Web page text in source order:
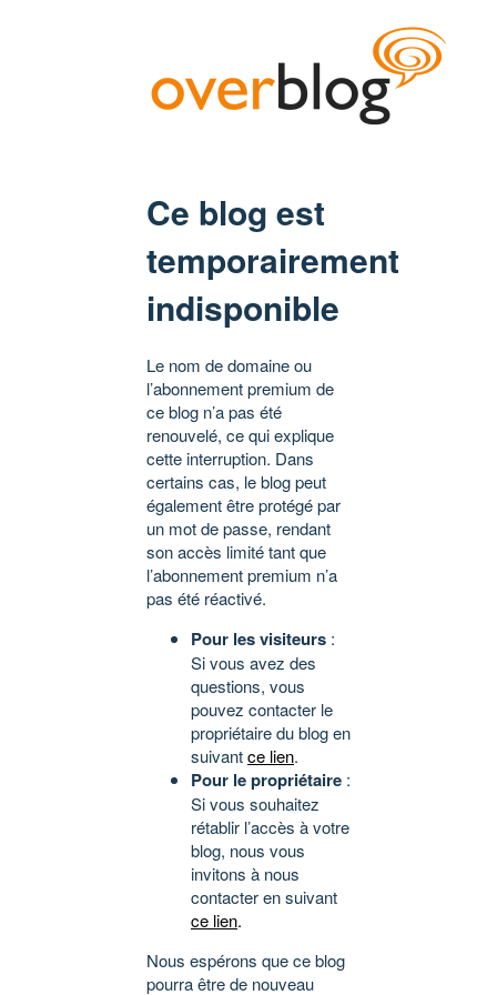
Ce blog est
temporairement
indisponible
Le nom de domaine ou
l’abonnement premium de
ce blog n’a pas été
renouvelé, ce qui explique
cette interruption. Dans
certains cas, le blog peut
également être protégé par
un mot de passe, rendant
son accès limité tant que
l’abonnement premium n’a
pas été réactivé.
Pour les visiteurs :
Si vous avez des
questions, vous
pouvez contacter le
propriétaire du blog en
suivantce lien.
Pour le propriétaire :
Si vous souhaitez
rétablir l’accès à votre
blog, nous vous
invitons à nous
contacter en suivant
ce lien.
Nous espérons que ce blog
pourra être de nouveau